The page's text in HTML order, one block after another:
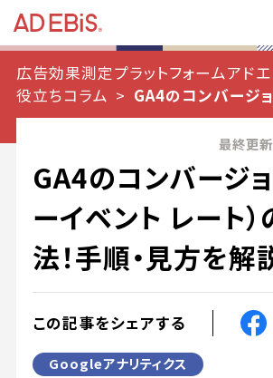
広告効果測定プラットフォームアド
役立ちコラム
GA4のコンバージ
イベント レート）の確認方法！手順
最終更
GA4のコンバージ
ーイベント レート
法！手順・見方を解
この記事をシェアする
Googleアナリティクス